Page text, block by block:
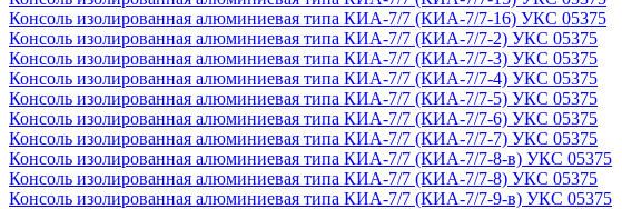
Консоль изолированная алюминиевая типа КИА-7/7 (КИА-7/7-16) УКС 05375
Консоль изолированная алюминиевая типа КИА-7/7 (КИА-7/7-2) УКС 05375
Консоль изолированная алюминиевая типа КИА-7/7 (КИА-7/7-3) УКС 05375
Консоль изолированная алюминиевая типа КИА-7/7 (КИА-7/7-4) УКС 05375
Консоль изолированная алюминиевая типа КИА-7/7 (КИА-7/7-5) УКС 05375
Консоль изолированная алюминиевая типа КИА-7/7 (КИА-7/7-6) УКС 05375
Консоль изолированная алюминиевая типа КИА-7/7 (КИА-7/7-7) УКС 05375
Консоль изолированная алюминиевая типа КИА-7/7 (КИА-7/7-8-в) УКС 05375
Консоль изолированная алюминиевая типа КИА-7/7 (КИА-7/7-8) УКС 05375
Консоль изолированная алюминиевая типа КИА-7/7 (КИА-7/7-9-в) УКС 05375